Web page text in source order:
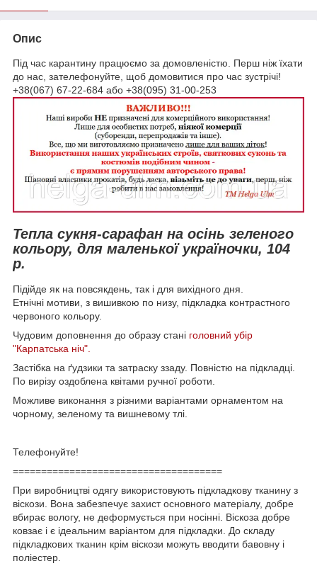
Опис
Під час карантину працюємо за домовленістю. Перш ніж їхати
до нас, зателефонуйте, щоб домовитися про час зустрічі!
+38(067) 67-22-684 або +38(095) 31-00-253
Тепла сукня-сарафан на осінь зеленого
кольору, для маленької україночки, 104
р.
Підійде як на повсякдень, так і для вихідного дня.
Етнічні мотиви, з вишивкою по низу, підкладка контрастного
червоного кольору.
Чудовим доповнення до образу стані головний убір
"Карпатська ніч".
Застібка на ґудзики та затраску ззаду. Повністю на підкладці.
По вирізу оздоблена квітами ручної роботи.
Можливе виконання з різними варіантами орнаментом на
чорному, зеленому та вишневому тлі.
Телефонуйте!
=====================================
При виробництві одягу використовують підкладкову тканину з
віскози
Вона забезпечує захист основного матеріалу, добре
вбирає вологу, не деформується при носінні Віскоза добре
ковзає і є ідеальним варіантом для підкладки
До складу
підкладкових тканин крім віскози можуть вводити бавовну і
поліестер